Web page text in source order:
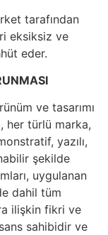
tarafından
eksiksiz ve
eder.
ve tasarımı
her türlü marka,
yazılı,
şekilde
uygulanan
dahil tüm
ilişkin fikri ve
sahibidir ve